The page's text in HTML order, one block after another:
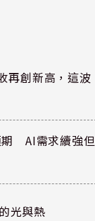
再創新高，這波
期 AI需求續強但
光與熱